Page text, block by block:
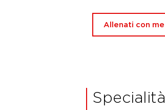
Allenati con me
Specialità